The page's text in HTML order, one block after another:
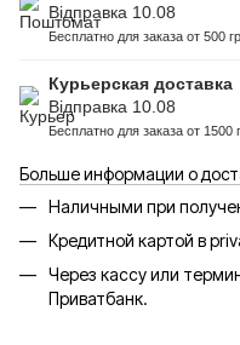
Відправка 10.08
Бесплатно для заказа от 500
Курьерская доставка
Відправка 10.08
Бесплатно для заказа от 1500
Больше информации о
Наличными при
Кредитной картой в
Через кассу или
Приватбанк.